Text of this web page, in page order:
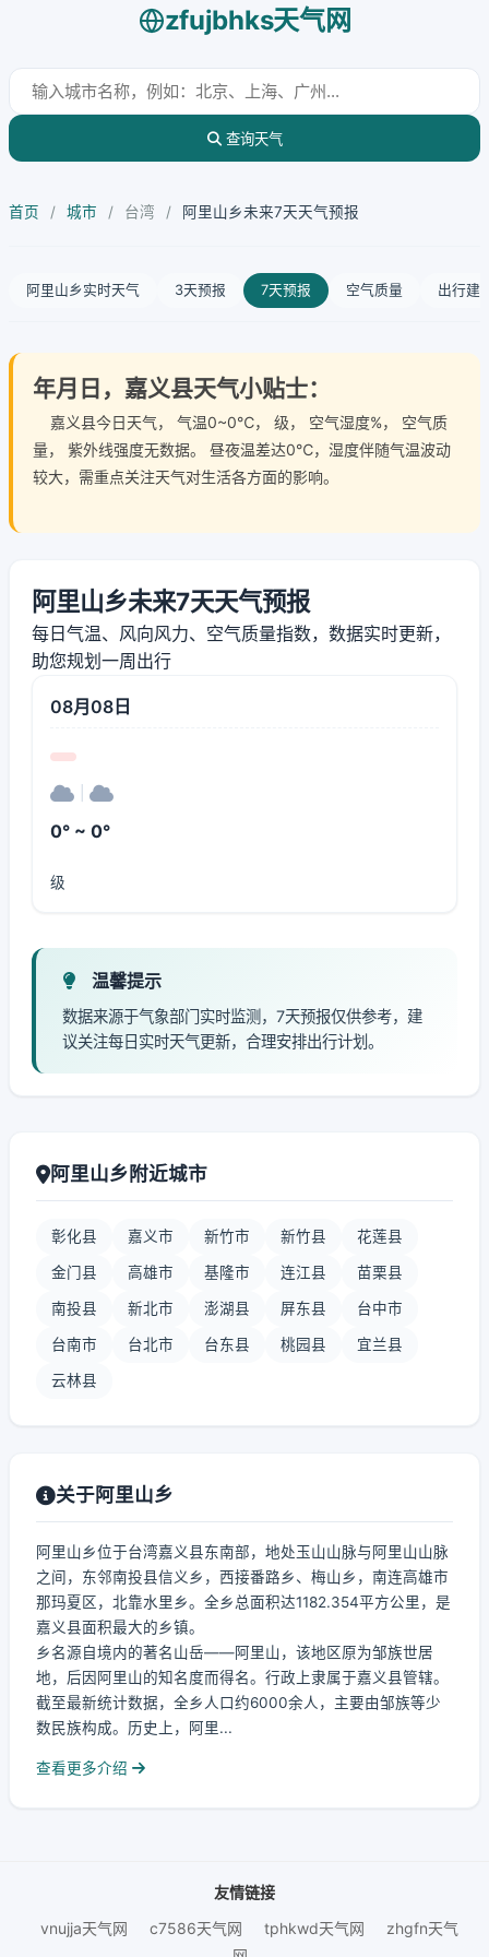
zfujbhks天气网
查询天气
首页 / 城市 / 台湾 / 阿里山乡未来7天天气预报
阿里山乡实时天气 3天预报 7天预报 空气质量 出行建
年月日，嘉义县天气小贴士：
嘉义县今日天气， 气温0~0℃， 级， 空气湿度%， 空气质
量， 紫外线强度无数据。 昼夜温差达0℃，湿度伴随气温波动
较大，需重点关注天气对生活各方面的影响。
阿里山乡未来7天天气预报
每日气温、风向风力、空气质量指数，数据实时更新，
助您规划一周出行
08月08日
0° ~ 0°
级
温馨提示
数据来源于气象部门实时监测，7天预报仅供参考，建
议关注每日实时天气更新，合理安排出行计划。
阿里山乡附近城市
彰化县 嘉义市 新竹市 新竹县 花莲县
金门县 高雄市 基隆市 连江县 苗栗县
南投县 新北市 澎湖县 屏东县 台中市
台南市 台北市 台东县 桃园县 宜兰县
云林县
关于阿里山乡
阿里山乡位于台湾嘉义县东南部，地处玉山山脉与阿里山山脉
之间，东邻南投县信义乡，西接番路乡、梅山乡，南连高雄市
那玛夏区，北靠水里乡。全乡总面积达1182.354平方公里，是
嘉义县面积最大的乡镇。
乡名源自境内的著名山岳——阿里山，该地区原为邹族世居
地，后因阿里山的知名度而得名。行政上隶属于嘉义县管辖。
截至最新统计数据，全乡人口约6000余人，主要由邹族等少
数民族构成。历史上，阿里...
查看更多介绍
友情链接
vnujja天气网
c7586天气网 tphkwd天气网
zhgfn天气